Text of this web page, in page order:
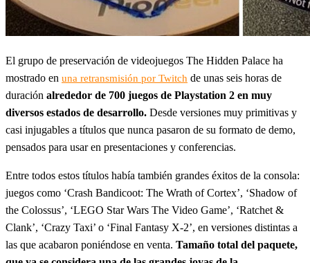
El grupo de preservación de videojuegos The Hidden Palace ha
mostrado en una retransmisión por Twitch de unas seis horas de
duración alrededor de 700 juegos de Playstation 2 en muy
diversos estados de desarrollo. Desde versiones muy primitivas y
casi injugables a títulos que nunca pasaron de su formato de demo,
pensados para usar en presentaciones y conferencias.
Entre todos estos títulos había también grandes éxitos de la consola:
juegos como ‘Crash Bandicoot: The Wrath of Cortex’, ‘Shadow of
the Colossus’, ‘LEGO Star Wars The Video Game’, ‘Ratchet &
Clank’, ‘Crazy Taxi’ o ‘Final Fantasy X-2’, en versiones distintas a
las que acabaron poniéndose en venta. Tamaño total del paquete,